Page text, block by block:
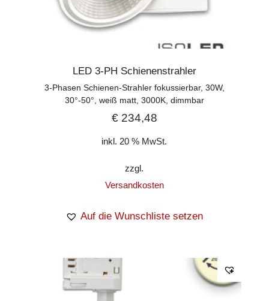
LED 3-PH Schienenstrahler
3-Phasen Schienen-Strahler fokussierbar, 30W,
30°-50°, weiß matt, 3000K, dimmbar
€234,48
inkl. 20 % MwSt.
zzgl.
Versandkosten
Auf die Wunschliste setzen